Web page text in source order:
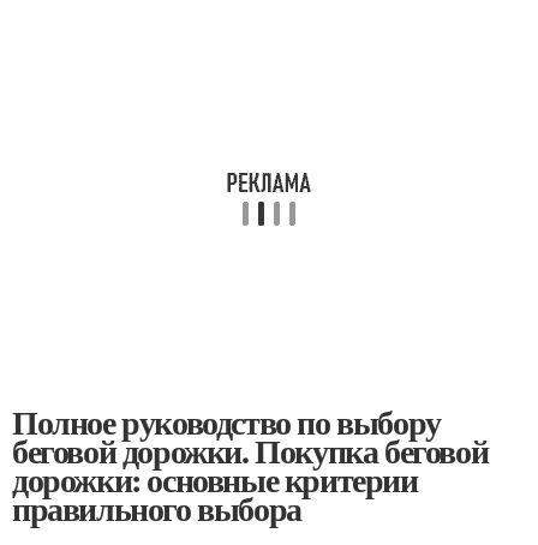
Полное руководство по выбору
беговой дорожки. Покупка беговой
дорожки: основные критерии
правильного выбора